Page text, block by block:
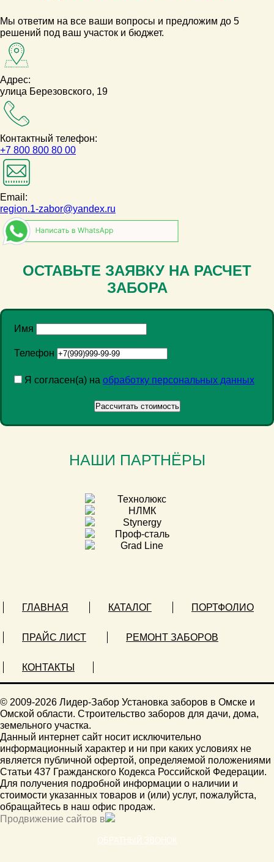
Мы ответим на все ваши вопросы и предложим до 5
решений под ваш участок и бюджет.
Адрес:
улица Березовского, 19
Контактный телефон:
+7 800 800 80 00
Email:
region.1-zabor@yandex.ru
ОСТАВЬТЕ ЗАЯВКУ НА РАСЧЕТ
ЗАБОРА
Имя
Телефон
Я согласен(а) на обработку персональных данных
НАШИ ПАРТНЁРЫ
ГЛАВНАЯ КАТАЛОГ ПОРТФОЛИО
ПРАЙС ЛИСТ РЕМОНТ ЗАБОРОВ
КОНТАКТЫ
© 2009-2026 Лидер-Забор Установка заборов в Омске и
Омской области. Строительство заборов для дачи, дома,
земельного участка.
Данный интернет сайт носит исключительно
информационный характер и ни при каких условиях не
является публичной офертой, определяемой положениями
Статьи 437 Гражданского Кодекса Российской Федерации.
Для получения подробной информации о наличии и
стоимости указанных товаров и (или) услуг, пожалуйста,
обращайтесь в наш офис продаж.
Продвижение сайтов в
ОБРАТНЫЙ ЗВОНОК